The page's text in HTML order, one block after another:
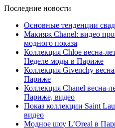
Последние новости
Основные тенденции
Макияж Chanel: видео
модного показа
Коллекция Chloe весна-
Неделе моды в Париже
Коллекция Givenchy
Париже
Коллекция Chanel весна-
Париже, видео
Показ коллекции Saint
видео
Модное шоу L’Oreal в